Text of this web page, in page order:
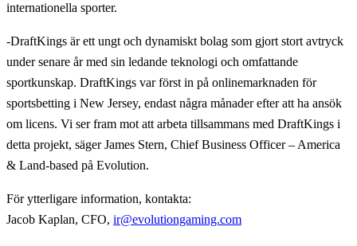
internationella sporter.
-DraftKings är ett ungt och dynamiskt bolag som gjort stort avtryck
under senare år med sin ledande teknologi och omfattande
sportkunskap. DraftKings var först in på onlinemarknaden för
sportsbetting i New Jersey, endast några månader efter att ha ansök
om licens. Vi ser fram mot att arbeta tillsammans med DraftKings i
detta projekt, säger James Stern, Chief Business Officer – America
& Land-based på Evolution.
För ytterligare information, kontakta:
Jacob Kaplan, CFO, ir@evolutiongaming.com